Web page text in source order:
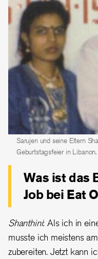
Sarujen und seine Eltern
Geburtstagsfeier in Libanon.
Was ist das
Job bei Eat
Shanthini: Als ich in
musste ich meistens
zubereiten. Jetzt kann